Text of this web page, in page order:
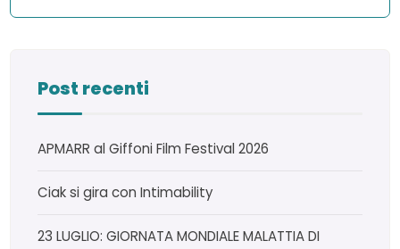
Post recenti
APMARR al Giffoni Film Festival 2026
Ciak si gira con Intimability
23 LUGLIO: GIORNATA MONDIALE MALATTIA DI